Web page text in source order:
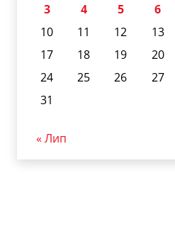
3
4 5 6
10
11 12 13
17
18 19 20
24
25 26 27
31
« Лип